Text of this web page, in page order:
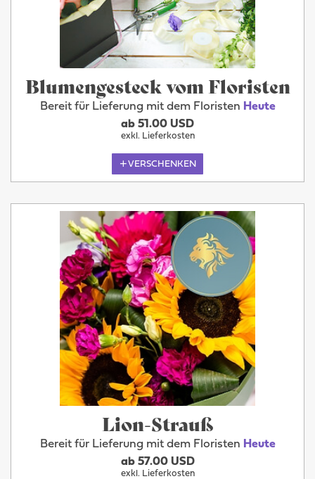
Blumengesteck vom Floristen
Bereit für Lieferung mit dem Floristen Heute
ab 51.00 USD
exkl. Lieferkosten
VERSCHENKEN
Lion-Strauß
Bereit für Lieferung mit dem Floristen Heute
ab 57.00 USD
exkl. Lieferkosten